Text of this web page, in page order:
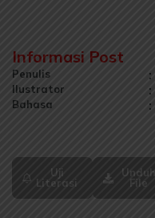
Informasi Post
Penulis :
Ilustrator
:
Bahasa
:
Uji
Literasi
Unduh
File